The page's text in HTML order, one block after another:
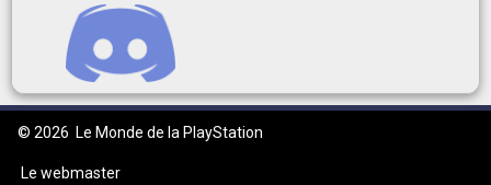
© 2026 Le Monde de la PlayStation
Le webmaster